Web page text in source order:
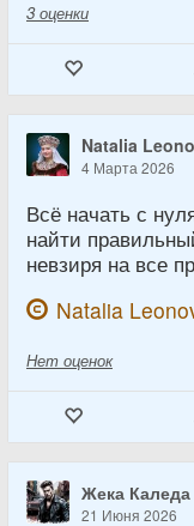
3 оценки
Natalia
4 Марта 2026
Всё начать с
найти
невзиря на все
Natalia
Нет оценок
Жека Каледа
21 Июня 2026